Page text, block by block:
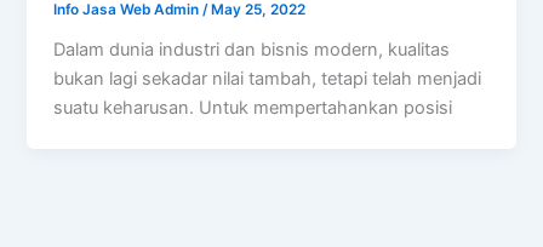
Info Jasa Web Admin/ May 25, 2022
Dalam dunia industri dan bisnis modern, kualitas
bukan lagi sekadar nilai tambah, tetapi telah menjadi
suatu keharusan. Untuk mempertahankan posisi